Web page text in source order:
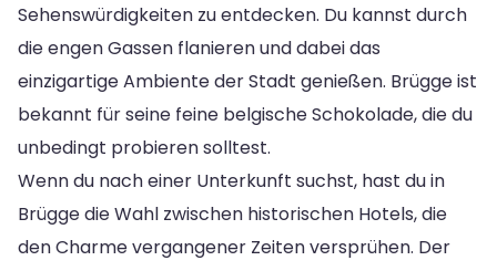
Sehenswürdigkeiten zu entdecken. Du kannst durch
die engen Gassen flanieren und dabei das
einzigartige Ambiente der Stadt genießen. Brügge ist
bekannt für seine feine belgische Schokolade, die du
unbedingt probieren solltest.
Wenn du nach einer Unterkunft suchst, hast du in
Brügge die Wahl zwischen historischen Hotels, die
den Charme vergangener Zeiten versprühen. Der